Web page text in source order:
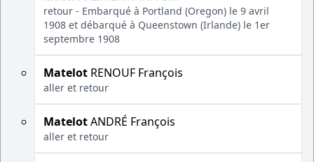
retour - Embarqué à Portland (Oregon) le 9 avril
1908 et débarqué à Queenstown (Irlande) le 1er
septembre 1908
Matelot RENOUF François
aller et retour
MatelotANDRÉ François
aller et retour